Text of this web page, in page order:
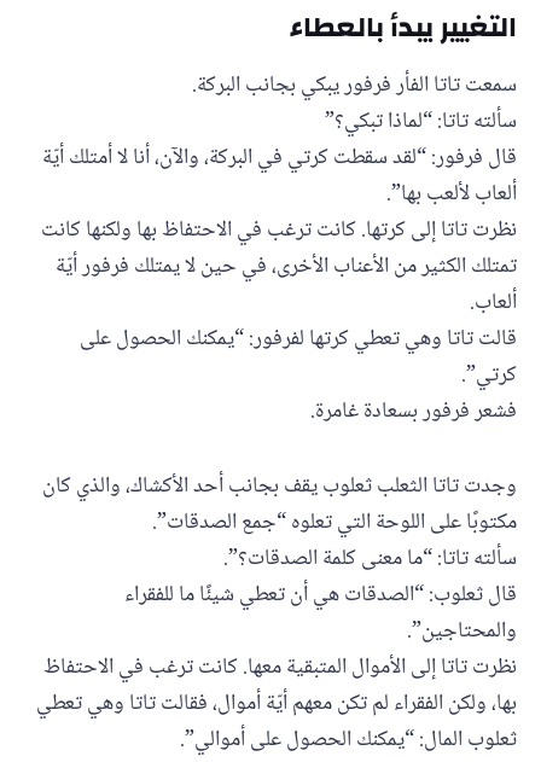
التغيير يبدأ بالعطاء
سمعت تاتا الفأر فرفور يبكي بجانب البركة.
سألته تاتا: “لماذا تبكي؟”
قال فرفور: “لقد سقطت كرتي في البركة، والآن، أنا لا أمتلك أيّة
ألعاب لألعب بها”.
نظرت تاتا إلى كرتها. كانت ترغب في الاحتفاظ بها ولكنها كانت
تمتلك الكثير من الأعناب الأخرى، في حين لا يمتلك فرفور أيّة
ألعاب.
قالت تاتا وهي تعطي كرتها لفرفور: “يمكنك الحصول على
كرتي”.
فشعر فرفور بسعادة غامرة.
وجدت تاتا الثعلب ثعلوب يقف بجانب أحد الأكشاك، والذي كان
مكتوبًا على اللوحة التي تعلوه “جمع الصدقات”.
سألته تاتا: “ما معنى كلمة الصدقات؟”.
قال ثعلوب: “الصدقات هي أن تعطي شيئًا ما للفقراء
والمحتاجين”.
نظرت تاتا إلى الأموال المتبقية معها. كانت ترغب في الاحتفاظ
بها، ولكن الفقراء لم تكن معهم أيّة أموال، فقالت تاتا وهي تعطي
ثعلوب المال: “يمكنك الحصول على أموالي”.